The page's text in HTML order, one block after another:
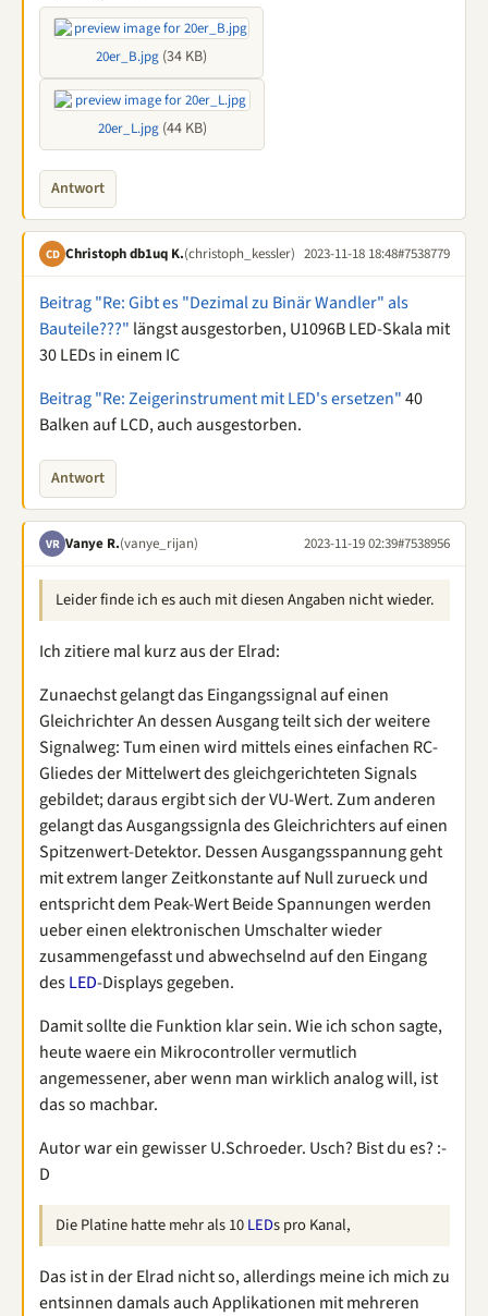
20er_B.jpg (34 KB)
20er_L.jpg(44 KB)
Antwort
CD Christoph db1uq K.(christoph_kessler) 2023-11-18 18:48#7538779
Beitrag "Re: Gibt es "Dezimal zu Binär Wandler" als
Bauteile???" längst ausgestorben, U1096B LED-Skala mit
30 LEDs in einem IC
Beitrag "Re: Zeigerinstrument mit LED's ersetzen"40
Balken auf LCD, auch ausgestorben.
Antwort
VR Vanye R.(vanye_rijan) 2023-11-19 02:39#7538956
Leider finde ich es auch mit diesen Angaben nicht wieder.
Ich zitiere mal kurz aus der Elrad:
Zunaechst gelangt das Eingangssignal auf einen
Gleichrichter An dessen Ausgang teilt sich der weitere
Signalweg: Tum einen wird mittels eines einfachen RC-
Gliedes der Mittelwert des gleichgerichteten Signals
gebildet; daraus ergibt sich der VU-Wert. Zum anderen
gelangt das Ausgangssignla des Gleichrichters auf einen
Spitzenwert-Detektor. Dessen Ausgangsspannung geht
mit extrem langer Zeitkonstante auf Null zurueck und
entspricht dem Peak-Wert Beide Spannungen werden
ueber einen elektronischen Umschalter wieder
zusammengefasst und abwechselnd auf den Eingang
desLED-Displays gegeben.
Damit sollte die Funktion klar sein. Wie ich schon sagte,
heute waere ein Mikrocontroller vermutlich
angemessener, aber wenn man wirklich analog will, ist
das so machbar.
Autor war ein gewisser U.Schroeder. Usch? Bist du es? :-
D
Die Platine hatte mehr als 10LEDs pro Kanal,
Das ist in der Elrad nicht so, allerdings meine ich mich zu
entsinnen damals auch Applikationen mit mehreren